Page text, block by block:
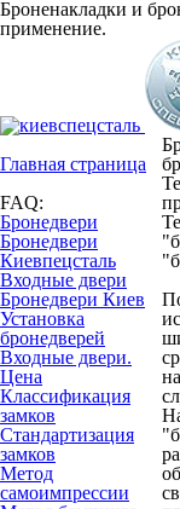
Броненакладки и
применение.
Главная страница
FAQ:
Бронедвери
Бронедвери
Киевпецсталь
Входные двери
Бронедвери Киев
Установка
бронедверей
Входные двери.
Цена
Классификация
замков
Стандартизация
замков
Метод
самоимпрессии